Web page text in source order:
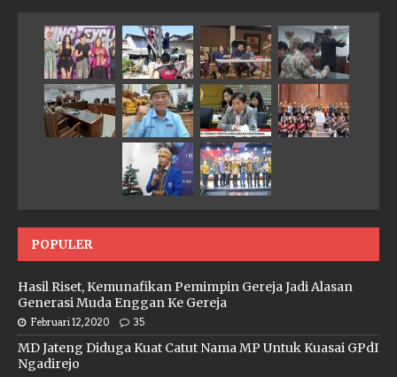
POPULER
Hasil Riset, Kemunafikan Pemimpin Gereja Jadi Alasan
Generasi Muda Enggan Ke Gereja
Februari 12, 2020 35
MD Jateng Diduga Kuat Catut Nama MP Untuk Kuasai GPdI
Ngadirejo